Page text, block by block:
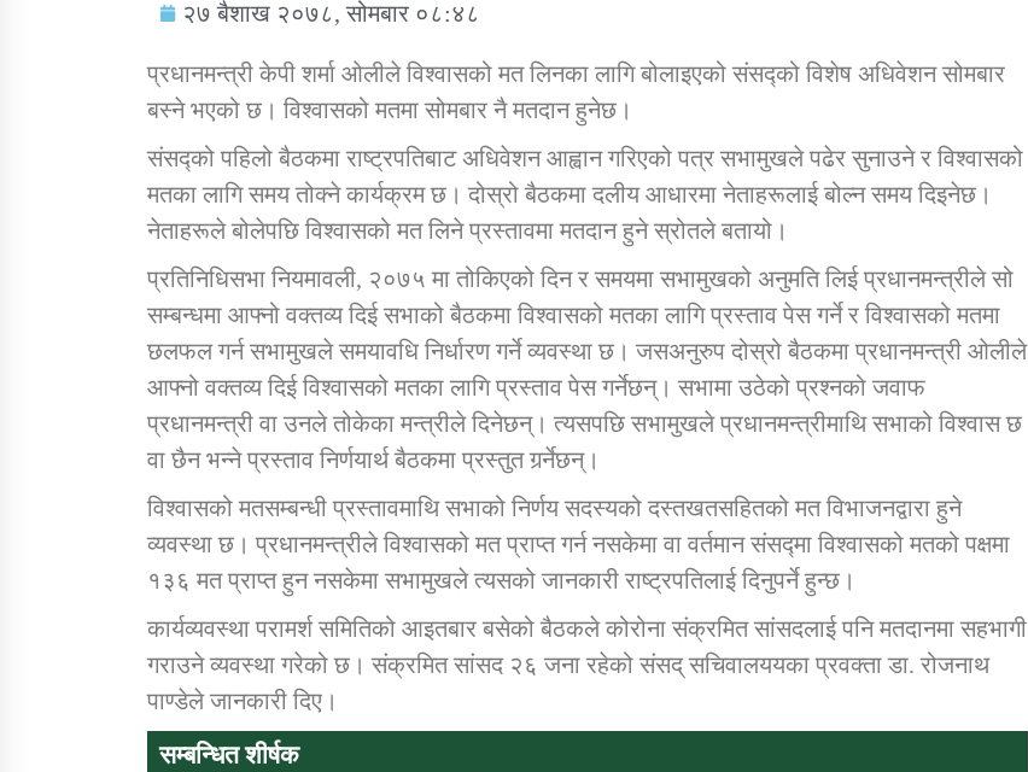
सामाजिक बिकास कार्यालय जुम्लाकाे सुचना कार्यक्रम कार्यान्वयन एकाई जुम्लाको सुचना
तातोपानी गाउँपालिकाको न्यायिक समिति सम्बन्धी
सन्देश
तातोपानी गाउँपालिका जुम्लाको महिला तथा
तातोपानी गाउँपालिका जुम्लाको बालविवाह सन्देश तातोपानी गाउँपालिका जुम्लाको सूचना
२७ बैशाख २०७८, सोमबार ०८:४८
प्रधानमन्त्री केपी शर्मा ओलीले विश्वासको मत लिनका लागि बोलाइएको संसद्को विशेष अधिवेशन सोमबार
बस्ने भएको छ। विश्वासको मतमा सोमबार नै मतदान हुनेछ।
संसद्को पहिलो बैठकमा राष्ट्रपतिबाट अधिवेशन आह्वान गरिएको पत्र सभामुखले पढेर सुनाउने र विश्वासको
मतका लागि समय तोक्ने कार्यक्रम छ। दोस्रो बैठकमा दलीय आधारमा नेताहरूलाई बोल्न समय दिइनेछ।
नेताहरूले बोलेपछि विश्वासको मत लिने प्रस्तावमा मतदान हुने स्रोतले बतायो।
प्रतिनिधिसभा नियमावली, २०७५ मा तोकिएको दिन र समयमा सभामुखको अनुमति लिई प्रधानमन्त्रीले सो
सम्बन्धमा आफ्नो वक्तव्य दिई सभाको बैठकमा विश्वासको मतका लागि प्रस्ताव पेस गर्ने र विश्वासको मतमा
छलफल गर्न सभामुखले समयावधि निर्धारण गर्ने व्यवस्था छ। जसअनुरुप दोस्रो बैठकमा प्रधानमन्त्री ओलीले
आफ्नो वक्तव्य दिई विश्वासको मतका लागि प्रस्ताव पेस गर्नेछन्। सभामा उठेको प्रश्नको जवाफ
प्रधानमन्त्री वा उनले तोकेका मन्त्रीले दिनेछन्। त्यसपछि सभामुखले प्रधानमन्त्रीमाथि सभाको विश्वास छ
वा छैन भन्ने प्रस्ताव निर्णयार्थ बैठकमा प्रस्तुत गर्र्नेछन्।
विश्वासको मतसम्बन्धी प्रस्तावमाथि सभाको निर्णय सदस्यको दस्तखतसहितको मत विभाजनद्वारा हुने
व्यवस्था छ। प्रधानमन्त्रीले विश्वासको मत प्राप्त गर्न नसकेमा वा वर्तमान संसद्मा विश्वासको मतको पक्षमा
१३६ मत प्राप्त हुन नसकेमा सभामुखले त्यसको जानकारी राष्ट्रपतिलाई दिनुपर्ने हुन्छ।
कार्यव्यवस्था परामर्श समितिको आइतबार बसेको बैठकले कोरोना संक्रमित सांसदलाई पनि मतदानमा सहभागी
गराउने व्यवस्था गरेको छ। संक्रमित सांसद २६ जना रहेको संसद् सचिवालययका प्रवक्ता डा. रोजनाथ
पाण्डेले जानकारी दिए।
सम्बन्धित शीर्षक